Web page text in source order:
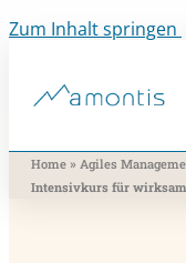
Zum Inhalt springen
Home » Agiles
Intensivkurs für